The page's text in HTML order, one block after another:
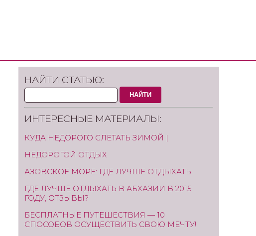
НАЙТИ СТАТЬЮ:
НАЙТИ
ИНТЕРЕСНЫЕ МАТЕРИАЛЫ:
КУДА НЕДОРОГО СЛЕТАТЬ ЗИМОЙ |
НЕДОРОГОЙ ОТДЫХ
АЗОВСКОЕ МОРЕ: ГДЕ ЛУЧШЕ ОТДЫХАТЬ
ГДЕ ЛУЧШЕ ОТДЫХАТЬ В АБХАЗИИ В 2015
ГОДУ, ОТЗЫВЫ?
БЕСПЛАТНЫЕ ПУТЕШЕСТВИЯ — 10
СПОСОБОВ ОСУЩЕСТВИТЬ СВОЮ МЕЧТУ!